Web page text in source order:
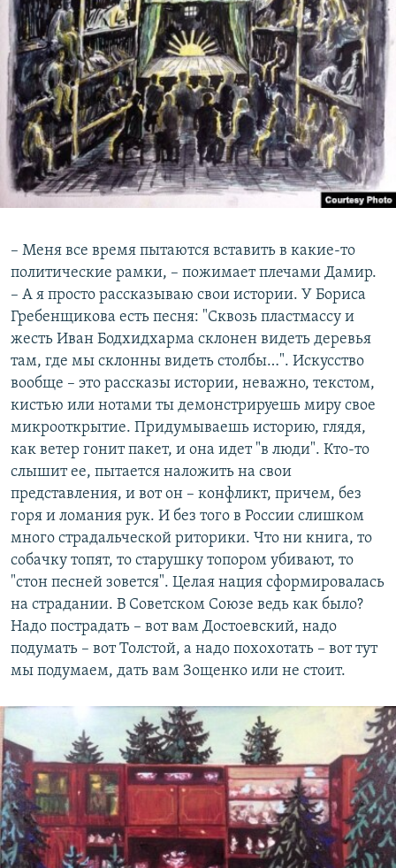
– Меня все время пытаются вставить в какие-то
политические рамки, – пожимает плечами Дамир.
– А я просто рассказываю свои истории. У Бориса
Гребенщикова есть песня: "Сквозь пластмассу и
жесть Иван Бодхидхарма склонен видеть деревья
там, где мы склонны видеть столбы…". Искусство
вообще – это рассказы истории, неважно, текстом,
кистью или нотами ты демонстрируешь миру свое
микрооткрытие. Придумываешь историю, глядя,
как ветер гонит пакет, и она идет "в люди". Кто-то
слышит ее, пытается наложить на свои
представления, и вот он – конфликт, причем, без
горя и ломания рук. И без того в России слишком
много страдальческой риторики. Что ни книга, то
собачку топят, то старушку топором убивают, то
"стон песней зовется". Целая нация сформировалась
на страдании. В Советском Союзе ведь как было?
Надо пострадать – вот вам Достоевский, надо
подумать – вот Толстой, а надо похохотать – вот тут
мы подумаем, дать вам Зощенко или не стоит.